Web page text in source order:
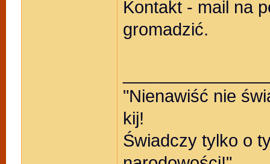
Kontakt - mail na
gromadzić.
"Nienawiść nie
kij!
Świadczy tylko o